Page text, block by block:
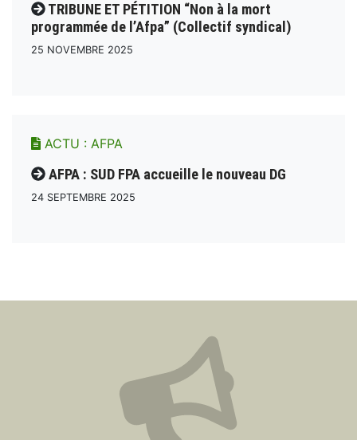
TRIBUNE ET PÉTITION “Non à la mort
programmée de l’Afpa” (Collectif syndical)
25 NOVEMBRE 2025
ACTU : AFPA
AFPA : SUD FPA accueille le nouveau DG
24 SEPTEMBRE 2025